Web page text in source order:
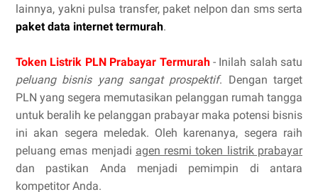
lainnya, yakni pulsa transfer, paket nelpon dan sms serta
paket data internet termurah.
Token Listrik PLN Prabayar Termurah- Inilah salah satu
peluang bisnis yang sangat prospektif. Dengan target
PLN yang segera memutasikan pelanggan rumah tangga
untuk beralih ke pelanggan prabayar maka potensi bisnis
ini akan segera meledak. Oleh karenanya, segera raih
peluang emas menjadi agen resmi token listrik prabayar
dan pastikan Anda menjadi pemimpin di antara
kompetitor Anda.